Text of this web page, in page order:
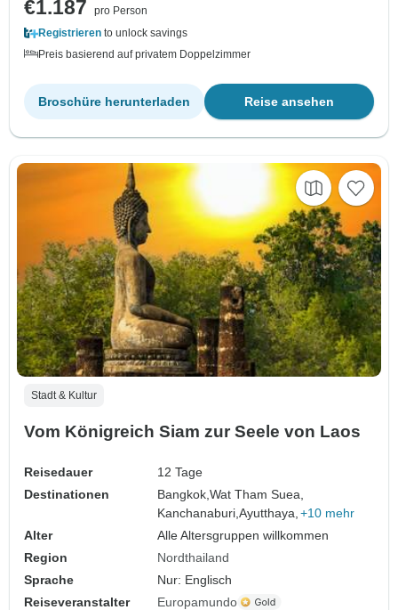
€1.187
pro Person
Registrieren to unlock savings
Preis basierend auf privatem Doppelzimmer
Reise ansehen
Broschüre herunterladen
Stadt & Kultur
Vom Königreich Siam zur Seele von Laos
Reisedauer
12 Tage
Destinationen
Bangkok,Wat Tham Suea,
Kanchanaburi,Ayutthaya, +10 mehr
Alter
Alle Altersgruppen willkommen
Region
Nordthailand
Sprache
Nur: Englisch
Reiseveranstalter
Europamundo